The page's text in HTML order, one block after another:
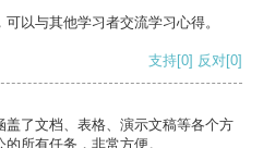
以与其他学习者交流学习心得。
支持[0] 反对[0]
了文档、表格、演示文稿等各个方
所有任务，非常方便。